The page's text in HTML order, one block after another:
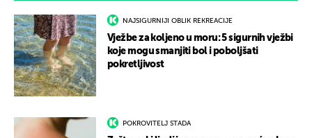
NAJSIGURNIJI OBLIK REKREACIJE
Vježbe za koljeno u moru: 5 sigurnih vježbi
koje mogu smanjiti bol i poboljšati
pokretljivost
POKROVITELJ STADA